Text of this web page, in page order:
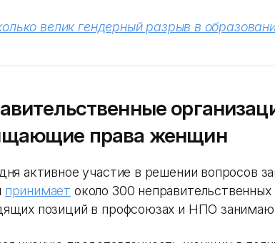
велик гендерный разрыв в
права женщин
активное участие в решении вопросов
принимает около 300
позиций в профсоюзах и НПО